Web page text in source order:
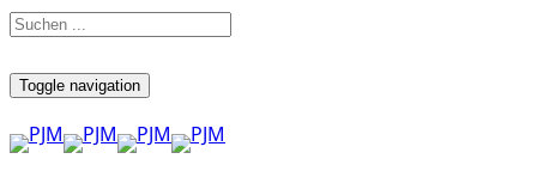
Toggle navigation